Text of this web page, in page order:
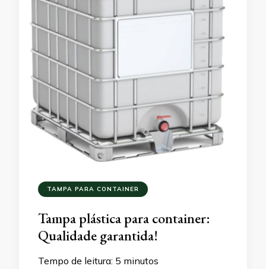
TAMPA PARA CONTAINER
Tampa plástica para container:
Qualidade garantida!
Tempo de leitura: 5 minutos